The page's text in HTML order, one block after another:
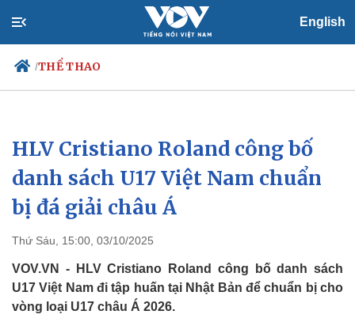
English
/THỂ THAO
Chính trị
Đảng
Tổ chức nhân sự
Quốc hội
Nhận diện sự thật
Xã hội
Tin 24h
Dự báo thời tiết
HLV Cristiano Roland công bố
danh sách U17 Việt Nam chuẩn
bị đá giải châu Á
Thứ Sáu, 15:00, 03/10/2025
VOV.VN - HLV Cristiano Roland công bố danh sách
U17 Việt Nam đi tập huấn tại Nhật Bản để chuẩn bị cho
vòng loại U17 châu Á 2026.